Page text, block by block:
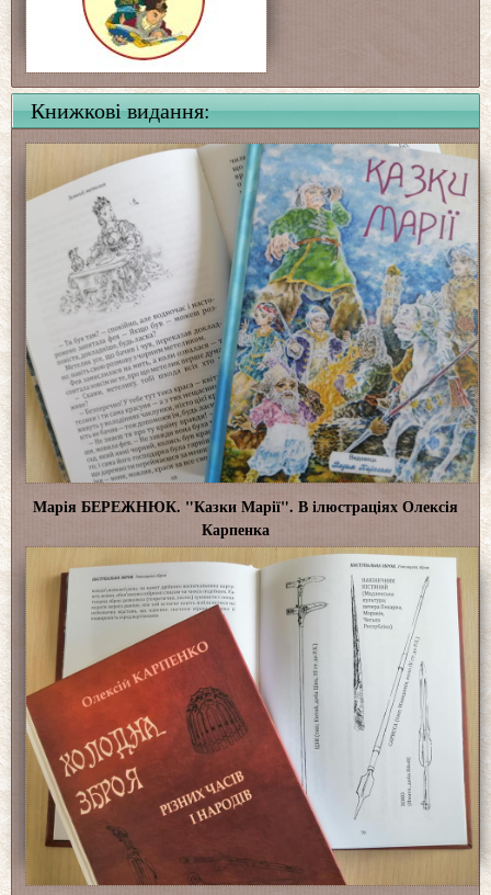
Книжкові видання:
Марія БЕРЕЖНЮК. "Казки Марії". В ілюстраціях Олексія
Карпенка